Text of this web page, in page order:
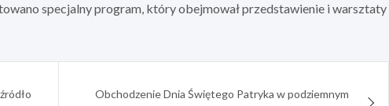
specjalny program, który obejmował przedstawienie i warsztaty
Obchodzenie Dnia Świętego Patryka w podziemnym